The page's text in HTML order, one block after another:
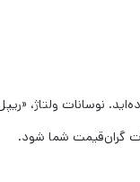
گران‌قیمت شما شود.